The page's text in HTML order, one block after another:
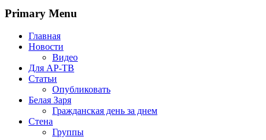
Primary Menu
Главная
Новости
Видео
Для АР-ТВ
Статьи
Опубликовать
Белая Заря
Гражданская день за днем
Стена
Группы